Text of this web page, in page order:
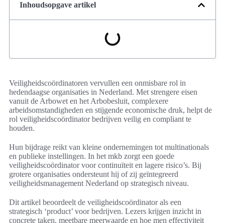
Inhoudsopgave artikel
Veiligheidscoördinatoren vervullen een onmisbare rol in
hedendaagse organisaties in Nederland. Met strengere eisen
vanuit de Arbowet en het Arbobesluit, complexere
arbeidsomstandigheden en stijgende economische druk, helpt de
rol veiligheidscoördinator bedrijven veilig en compliant te
houden.
Hun bijdrage reikt van kleine ondernemingen tot multinationals
en publieke instellingen. In het mkb zorgt een goede
veiligheidscoördinator voor continuïteit en lagere risico’s. Bij
grotere organisaties ondersteunt hij of zij geïntegreerd
veiligheidsmanagement Nederland op strategisch niveau.
Dit artikel beoordeelt de veiligheidscoördinator als een
strategisch ‘product’ voor bedrijven. Lezers krijgen inzicht in
concrete taken, meetbare meerwaarde en hoe men effectiviteit